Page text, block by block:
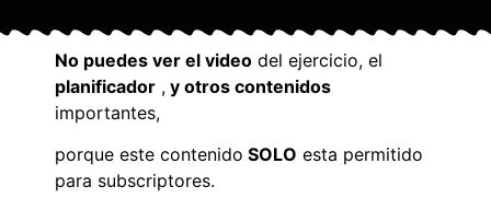
No puedes ver el video del ejercicio, el
planificador , y otros contenidos
importantes,
porque este contenido SOLO esta permitido
para subscriptores.